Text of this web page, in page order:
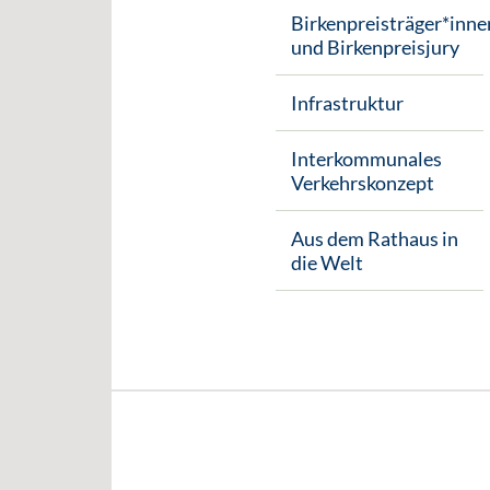
und Birkenpreisjury
Infrastruktur
Interkommunales
Verkehrskonzept
Aus dem Rathaus in
die Welt